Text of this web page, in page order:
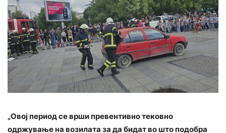
„Овој период се врши превентивно тековно
одржување на возилата за да бидат во што подобра